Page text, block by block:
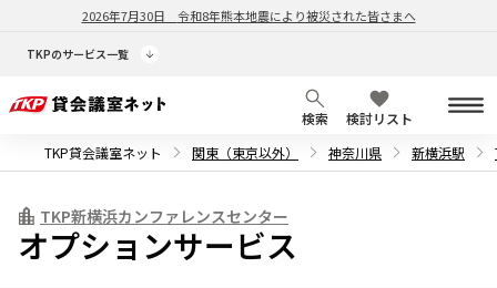
2026年7月30日 令和8年熊本地震により被災された皆さまへ
TKPのサービス一覧
検索
検討リスト
TKP貸会議室ネット
関東（東京以外） 神奈川県 新横浜駅
TKP新横浜カンファレンスセンター
オプションサービス